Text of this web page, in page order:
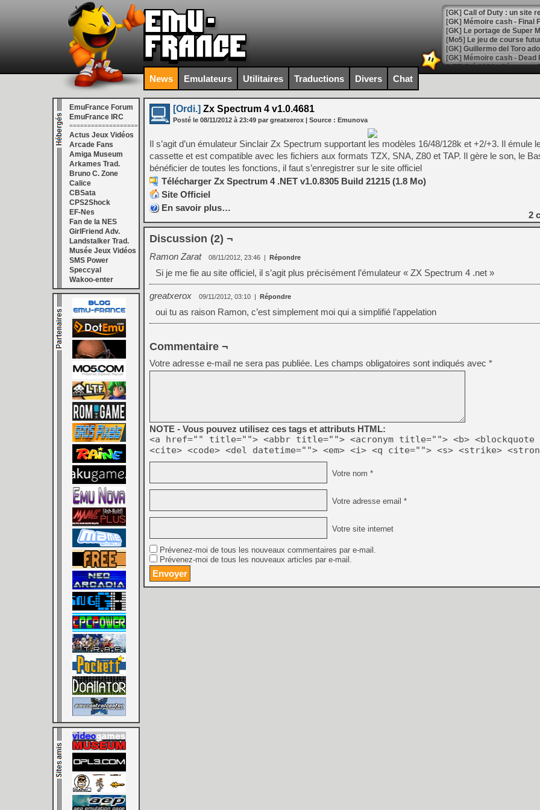
[GK] Le portage de Super
[Mo5] Le jeu de course
[GK] Guillermo del Toro
[LTF] Eté 2026 - Séquence
[GK] Mistfall Hunter :
[GK] Wo Long 2 évolue
[GK] Crossfire : un TPS à
[LS] [PS5] Premiers
[Mo5] DOOM arrive en
[GK] Bethesda fête les 30
[GK] Roblox : l'action en
[GK] Agenda - GeForce
[LS] [PS5] ps5-y2jb-
[GK] Pourquoi Marvel
[GK] Test : Restory : Chill
[GK] GTA 6 : Rockstar
[GK] Hot Wheels Infinite
[GK] Mémoire cash -
[GK] Résultats Nintendo :
[GK] Déjà des
[Mo5] Brickboy cherche à
[GK] Minecraft et ses «
[GK] Beast of
[GK] Ubisoft : fin de partie
[GK] Mémoire cash -
[GK] Dan Houser (GTA)
[GK] Comment EA Sports
[GK] Crimson Moon : un
[GK] Isle of Reveries : le
[GK] Moonlighter 2 : The
News Emulateurs Utilitaires Traductions Divers Chat
EmuFrance Forum
EmuFrance IRC
===================
Actus Jeux Vidéos
Arcade Fans
Amiga Museum
Arkames Trad.
Bruno C. Zone
Calice
CBSata
CPS2Shock
EF-Nes
Fan de la NES
GirlFriend Adv.
Landstalker Trad.
Musée Jeux Vidéos
SMS Power
Speccyal
Wakoo-enter
[Ordi.] Zx Spectrum 4 v1.0.4681
Posté le 08/11/2012 à 23:49 par greatxerox | Source : Emunova
Il s’agit d’un émulateur Sinclair Zx Spectrum supportant les modèles 16/48/128k et +2/+3. Il émule
cassette et est compatible avec les fichiers aux formats TZX, SNA, Z80 et TAP. Il gère le son, le
bénéficier de toutes les fonctions, il faut s’enregistrer sur le site officiel
Télécharger Zx Spectrum 4 .NET v1.0.8305 Build 21215 (1.8 Mo)
Site Officiel
En savoir plus…
2
Discussion (2) ¬
Ramon Zarat 08/11/2012, 23:46 | Répondre
Si je me fie au site officiel, il s’agit plus précisément l’émulateur « ZX Spectrum 4 .net »
greatxerox 09/11/2012, 03:10 | Répondre
oui tu as raison Ramon, c’est simplement moi qui a simplifié l’appelation
Commentaire ¬
Votre adresse e-mail ne sera pas publiée. Les champs obligatoires sont indiqués avec *
NOTE - Vous pouvez utilisez ces tags et attributs HTML:
<a href="" title=""> <abbr title=""> <acronym title=""> <b> <blockquote
<cite> <code> <del datetime=""> <em> <i> <q cite=""> <s> <strike>
Votre nom *
Votre adresse email *
Votre site internet
Prévenez-moi de tous les nouveaux commentaires par e-mail.
Prévenez-moi de tous les nouveaux articles par e-mail.